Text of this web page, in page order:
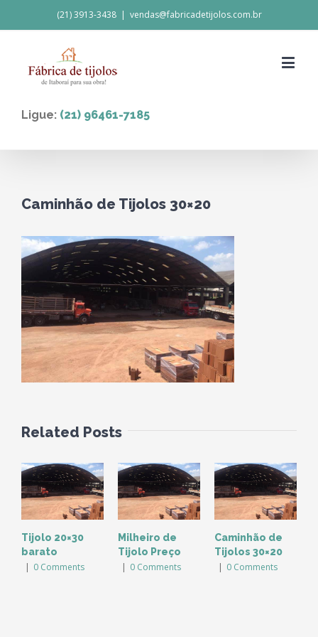
(21) 3913-3438 | vendas@fabricadetijolos.com.br
Ligue: (21) 96461-7185
Caminhão de Tijolos 30×20
Related Posts
Tijolo 20×30
barato
| 0 Comments
Milheiro de
Tijolo Preço
| 0 Comments
Caminhão de
Tijolos 30×20
| 0 Comments